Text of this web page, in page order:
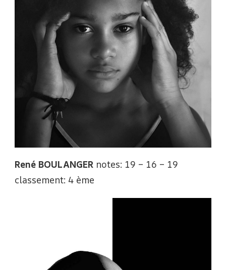
René BOULANGER notes: 19 – 16 – 19
classement: 4 ème